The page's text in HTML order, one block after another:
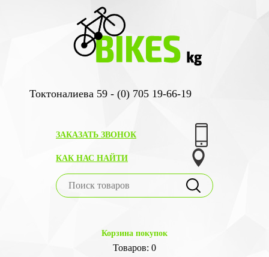
Токтоналиева 59 - (0) 705 19-66-19
ЗАКАЗАТЬ ЗВОНОК
КАК НАС НАЙТИ
Корзина покупок
Товаров: 0